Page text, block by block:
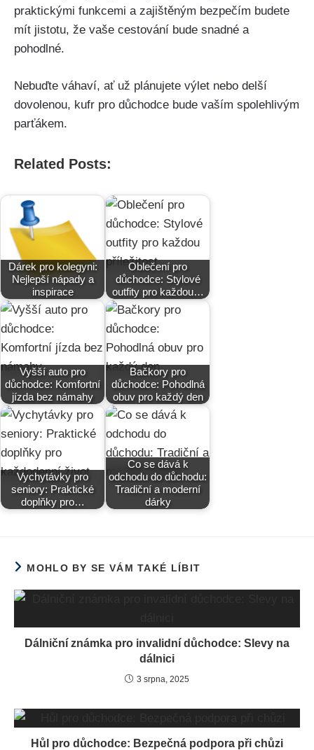
praktickými funkcemi a zajištěným bezpečím budete
⁣mít jistotu, ⁤že vaše cestování bude snadné a⁢
pohodlné.
Nebuďte váhaví, ať už‍ plánujete výlet nebo⁢ delší
dovolenou, kufr pro důchodce bude vaším spolehlivým
parťákem.
Related Posts:
Dárek pro kolegyni:
Nejlepší nápady a
inspirace
Oblečení pro
důchodce: Stylové
outfity pro každou…
Vyšší auto pro
důchodce: Komfortní
jízda bez námahy
Bačkory pro
důchodce: Pohodlná
obuv pro každý den
Vychytávky pro
seniory: Praktické
doplňky pro…
Co se dává k
odchodu do důchodu:
Tradiční a moderní
dárky
MOHLO BY SE VÁM TAKÉ LÍBIT
Dálniční známka pro invalidní důchodce: Slevy na
dálnici
3 srpna, 2025
Hůl pro důchodce: Bezpečná podpora při chůzi